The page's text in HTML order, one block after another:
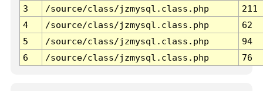
3 /source/class/jzmysql.class.php
211
4
/source/class/jzmysql.class.php
62
5
/source/class/jzmysql.class.php
94
6
/source/class/jzmysql.class.php 76